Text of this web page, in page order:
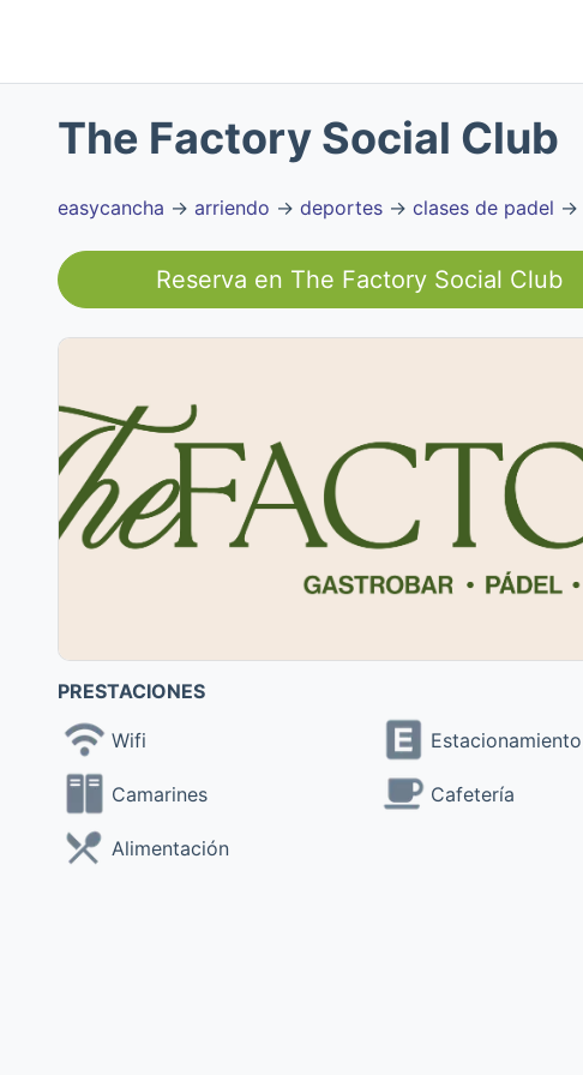
The Factory Social Club
easycancha → arriendo → deportes → clases de padel →
Reserva en The Factory Social Club
PRESTACIONES
Wifi Estacionamiento
Camarines Cafetería
Alimentación